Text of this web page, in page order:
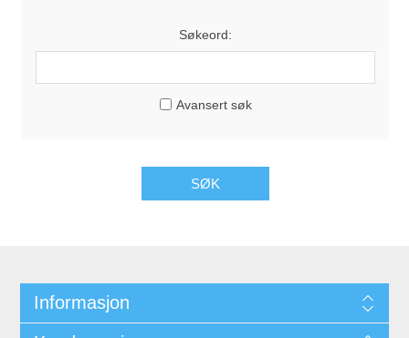
Søkeord:
Avansert søk
SØK
Informasjon